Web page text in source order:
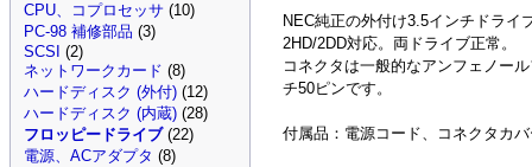
NEC純正の外付け3.5インチドライ
2HD/2DD対応。両ドライブ正常。
コネクタは一般的なアンフェノー
チ50ピンです。
付属品：電源コード、コネクタカ
CPU、コプロセッサ (10)
PC-98 補修部品 (3)
SCSI (2)
ネットワークカード (8)
ハードディスク (外付) (12)
ハードディスク (内蔵) (28)
フロッピードライブ(22)
電源、ACアダプタ (8)